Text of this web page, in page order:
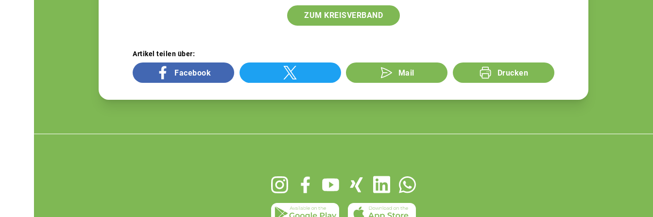
ZUM KREISVERBAND
Artikel teilen über:
Facebook Mail Drucken